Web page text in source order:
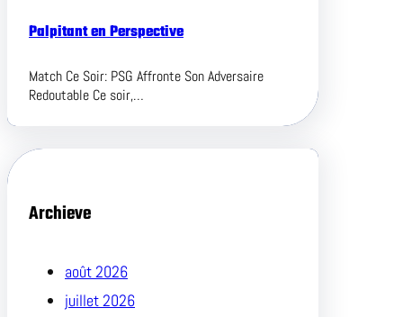
Palpitant en Perspective
Match Ce Soir: PSG Affronte Son Adversaire
Redoutable Ce soir,…
Archieve
août 2026
juillet 2026